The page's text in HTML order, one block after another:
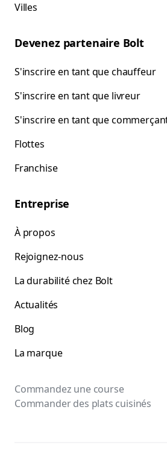
Villes
Devenez partenaire Bolt
S'inscrire en tant que chauffeur
S'inscrire en tant que livreur
S'inscrire en tant que
Flottes
Franchise
Entreprise
À propos
Rejoignez-nous
La durabilité chez Bolt
Actualités
Blog
La marque
Commandez une course
Commander des plats cuisinés